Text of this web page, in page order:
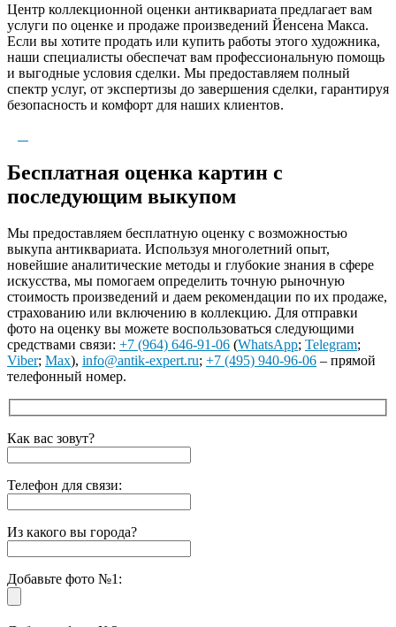
Центр коллекционной оценки антиквариата предлагает вам
услуги по оценке и продаже произведений Йенсена Макса.
Если вы хотите продать или купить работы этого художника,
наши специалисты обеспечат вам профессиональную помощь
и выгодные условия сделки. Мы предоставляем полный
спектр услуг, от экспертизы до завершения сделки, гарантируя
безопасность и комфорт для наших клиентов.
Бесплатная оценка картин с
последующим выкупом
Мы предоставляем бесплатную оценку с возможностью
выкупа антиквариата. Используя многолетний опыт,
новейшие аналитические методы и глубокие знания в сфере
искусства, мы помогаем определить точную рыночную
стоимость произведений и даем рекомендации по их продаже,
страхованию или включению в коллекцию. Для отправки
фото на оценку вы можете воспользоваться следующими
средствами связи: +7 (964) 646-91-06 (WhatsApp; Telegram;
Viber; Max), info@antik-expert.ru; +7 (495) 940-96-06 – прямой
телефонный номер.
Как вас зовут?
Телефон для связи:
Из какого вы города?
Добавьте фото №1: